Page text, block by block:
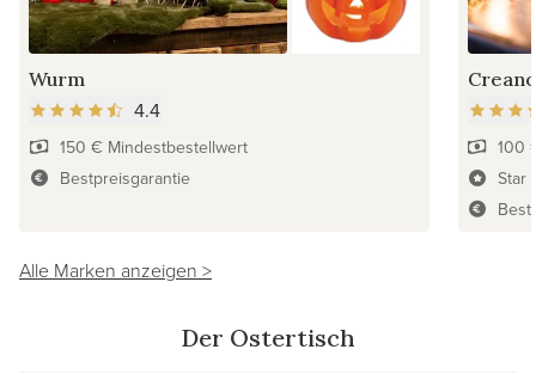
Wurm
4.4
150 € Mindestbestellwert
Bestpreisgarantie
Creano
100
Star
Alle Marken anzeigen >
Der Ostertisch